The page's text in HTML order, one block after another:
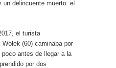
un delincuente muerto: el
el turista
(60) caminaba por
antes de llegar a la
por dos